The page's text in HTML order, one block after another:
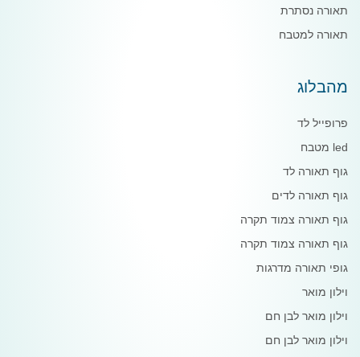
תאורה נסתרת
תאורה למטבח
מהבלוג
פרופייל לד
led מטבח
גוף תאורה לד
גוף תאורה לדים
גוף תאורה צמוד תקרה
גוף תאורה צמוד תקרה
גופי תאורה מדרגות
וילון מואר
וילון מואר לבן חם
וילון מואר לבן חם